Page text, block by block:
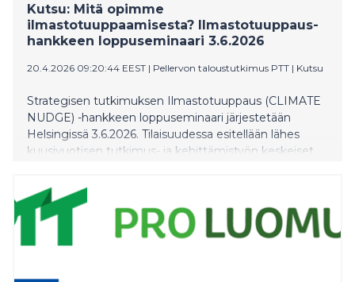
Kutsu: Mitä opimme
ilmastotuuppaamisesta? Ilmastotuuppaus-
hankkeen loppuseminaari 3.6.2026
20.4.2026 09:20:44 EEST | Pellervon taloustutkimus PTT | Kutsu
Strategisen tutkimuksen Ilmastotuuppaus (CLIMATE
NUDGE) -hankkeen loppuseminaari järjestetään
Helsingissä 3.6.2026. Tilaisuudessa esitellään lähes
kuusivuotisen tutkimus- ja kehittämistyön keskeiset
ohjauskeinoin voidaan vähentää liikenteen
kasvihuonekaasupäästöjä ja vahvistaa metsien
hiilinieluja.